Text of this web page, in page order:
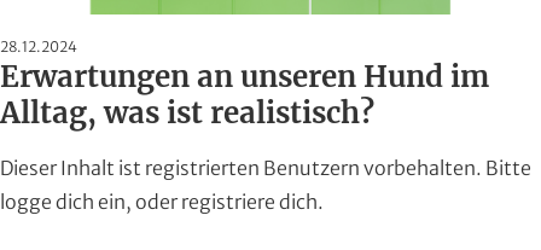
28.12.2024
Erwartungen an unseren Hund im
Alltag, was ist realistisch?
Dieser Inhalt ist registrierten Benutzern vorbehalten. Bitte
logge dich ein, oder registriere dich.